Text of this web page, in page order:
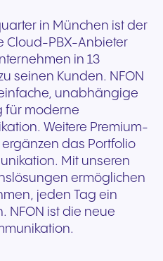
in München ist der
Cloud-PBX-Anbieter
in 13
seinen Kunden. NFON
unabhängige
für moderne
Weitere Premium-
das Portfolio
Mit unseren
ermöglichen
jeden Tag ein
NFON ist die neue